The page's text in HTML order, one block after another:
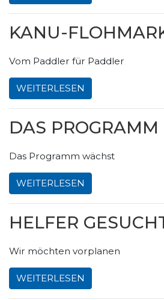
KANU-
Vom Paddler für Paddler
WEITERLESEN
DAS
Das Programm wächst
WEITERLESEN
HELFER
Wir möchten vorplanen
WEITERLESEN